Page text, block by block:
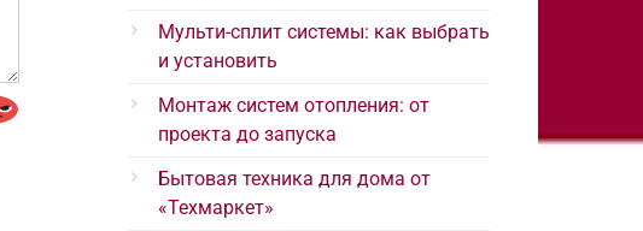
Мульти-сплит системы: как выбрать
и установить
Монтаж систем отопления: от
проекта до запуска
Бытовая техника для дома от
«Техмаркет»